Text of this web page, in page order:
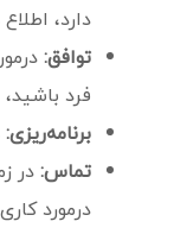
دارد،
توافق:
فرد
برنامه‌ریزی:
تماس:در
درمورد